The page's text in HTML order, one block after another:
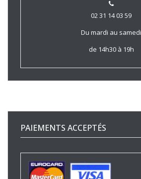
02 31 14 03 59
Du mardi au samedi
de 14h30 à 19h
PAIEMENTS ACCEPTÉS